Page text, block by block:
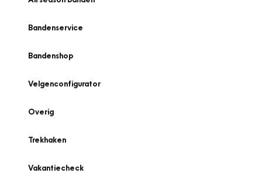
Bandenservice
Bandenshop
Velgenconfigurator
Overig
Trekhaken
Vakantiecheck